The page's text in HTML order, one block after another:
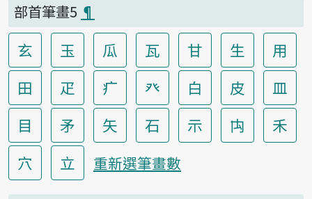
部首筆畫5 ¶
玄 玉 瓜 瓦 甘 生
用
田
疋 疒 癶 白 皮
皿
目
矛 矢 石 示 禸
禾
穴
立 重新選筆畫數